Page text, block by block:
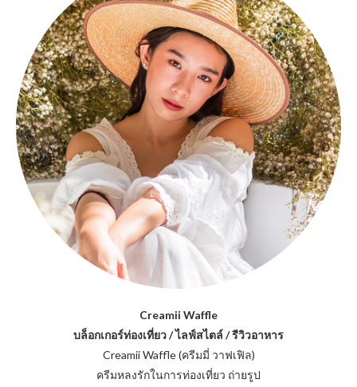
Creamii Waffle
บล็อกเกอร์ท่องเที่ยว / ไลฟ์สไตล์ / รีวิวอาหาร
Creamii Waffle (ครีมมี่ วาฟเฟิล)
ครีมหลงรักในการท่องเที่ยว ถ่ายรูป